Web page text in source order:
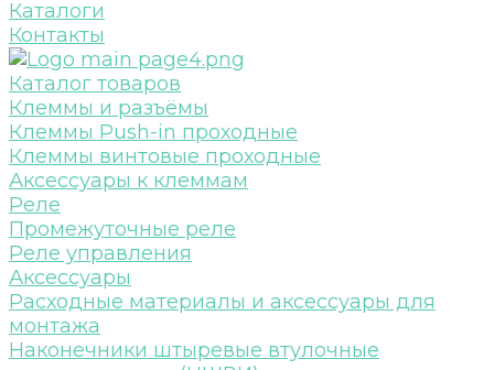
Каталоги
Контакты
Каталог товаров
Клеммы и разъёмы
Клеммы Push-in проходные
Клеммы винтовые проходные
Аксессуары к клеммам
Реле
Промежуточные реле
Реле управления
Аксессуары
Расходные материалы и аксессуары для
монтажа
Наконечники штыревые втулочные